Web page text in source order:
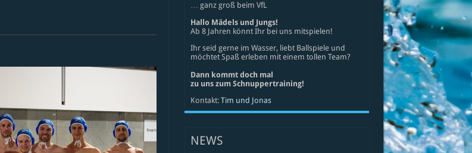
… ganz groß beim VfL
Hallo Mädels und Jungs!
Ab 8 Jahren könnt Ihr bei uns mitspielen!
Ihr seid gerne im Wasser, liebt Ballspiele und
möchtet Spaß erleben mit einem tollen Team?
Dann kommt doch mal
zu uns zum Schnuppertraining!
Kontakt: Tim und Jonas
NEWS